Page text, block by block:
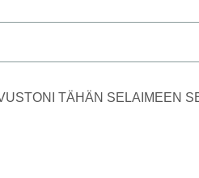
TÄHÄN SELAIMEEN